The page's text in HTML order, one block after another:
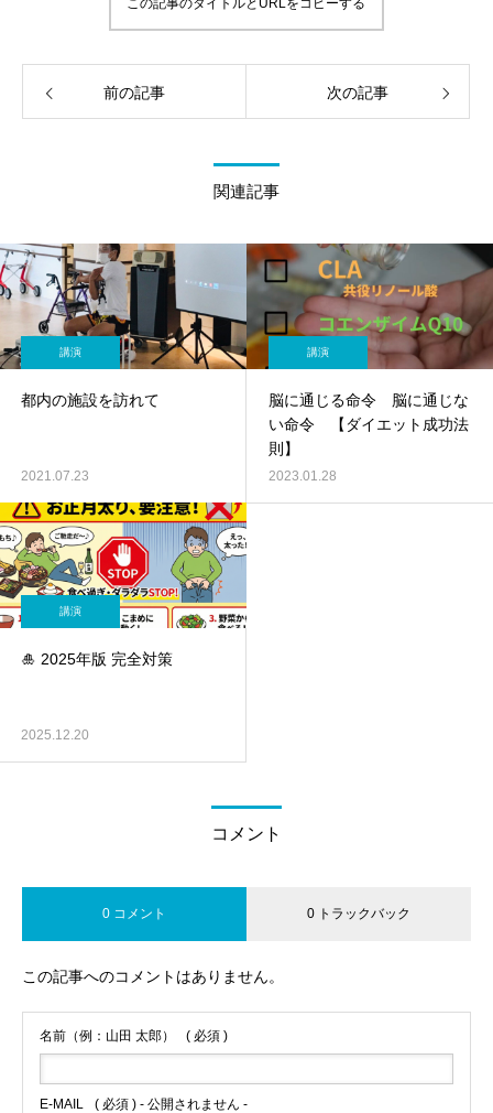
前の記事 次の記事
関連記事
講演
都内の施設を訪れて
2021.07.23
講演
脳に通じる命令 脳に通じな
い命令 【ダイエット成功法
則】
2023.01.28
講演
🎍 2025年版 完全対策
2025.12.20
コメント
0 コメント 0 トラックバック
この記事へのコメントはありません。
名前（例：山田 太郎） ( 必須 )
E-MAIL ( 必須 ) - 公開されません -